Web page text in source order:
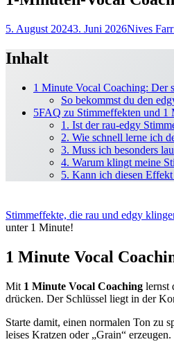
Posted
5. August 20243. Juni 2026Autor
Nives
Inhalt
1 Minute Vocal Coaching: Der
So bekommst du den
5FAQ zu Stimmeffekten und 1
1. Ist der rau-edgy
2. Wie schnell lerne ich
3. Muss ich besonders
4. Warum klingt meine
5. Kann ich diesen
Stimmeffekte, die rau und edgy
unter 1 Minute!
1 Minute Vocal
Mit 1 Minute Vocal Coaching lernst
drücken. Der Schlüssel liegt in der
Starte damit, einen normalen Ton zu
leises Kratzen oder „Grain“